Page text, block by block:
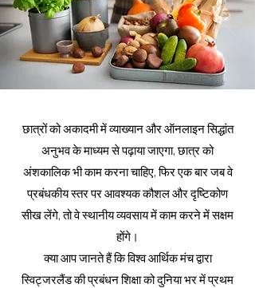
छात्रों को अकादमी में व्याख्यान और ऑनलाइन सिद्धांत
अनुभव के माध्यम से पढ़ाया जाएगा, छात्र को
अंशकालिक भी काम करना चाहिए, फिर एक बार जब वे
प्रबंधकीय स्तर पर आवश्यक कौशल और दृष्टिकोण
सीख लेंगे, तो वे स्थानीय व्यवसाय में काम करने में सक्षम
होंगे।
क्या आप जानते हैं कि विश्व आर्थिक मंच द्वारा
स्विट्जरलैंड की प्रबंधन शिक्षा को दुनिया भर में प्रथम